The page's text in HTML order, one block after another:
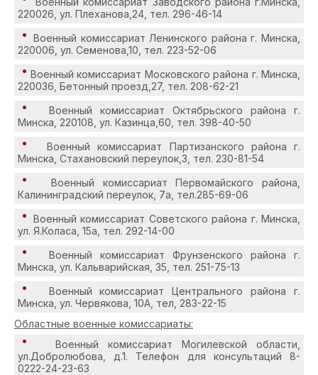
220026, ул. Плеханова,24, тел. 296-46-14
Военный комиссариат Ленинского района г. Минска,
220006, ул. Семенова,10, тел. 223-52-06
Военный комиссариат Московского района г. Минска,
220036, Бетонный проезд,27, тел. 208-62-21
Военный комиссариат Октябрьского района г.
Минска, 220108, ул. Казинца,60, тел. 398-40-50
Военный комиссариат Партизанского района г.
Минска, Стахановский переулок,3, тел. 230-81-54
Военный комиссариат Первомайского района,
Калининградский переулок, 7а, тел.285-69-06
Военный комиссариат Советского района г. Минска,
ул. Я.Коласа, 15а, тел. 292-14-00
Военный комиссариат Фрунзенского района г.
Минска, ул. Кальварийская, 35, тел. 251-75-13
Военный комиссариат Центрального района г.
Минска, ул. Червякова, 10А, тел, 283-22-15
Областные военные комиссариаты:
Военный комиссариат Могилевской области,
ул.Добролюбова, д.1. Телефон для консультаций 8-
0222-24-23-63